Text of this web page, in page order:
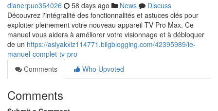
dianerpuo354026 58 days ago News
Discuss
Découvrez l'intégralité des fonctionnalités et astuces clés pour
exploiter pleinement votre nouveau appareil TV Pro Max. Ce
manuel vous aidera à améliorer votre visionnage et à débloquer
de un https://asiyakxlz114771.bligblogging.com/42395989/le-
manuel-complet-tv-pro
Comments
Who Upvoted
Comments